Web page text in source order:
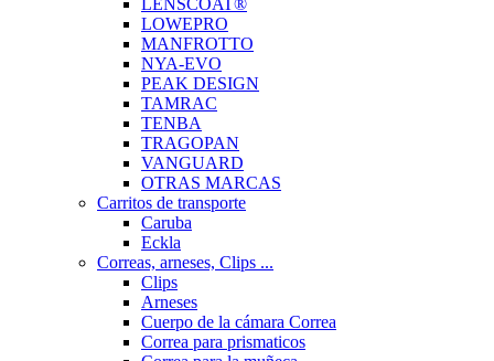
LENSCOAT®
LOWEPRO
MANFROTTO
NYA-EVO
PEAK DESIGN
TAMRAC
TENBA
TRAGOPAN
VANGUARD
OTRAS MARCAS
Carritos de transporte
Caruba
Eckla
Correas, arneses, Clips ...
Clips
Arneses
Cuerpo de la cámara Correa
Correa para prismaticos